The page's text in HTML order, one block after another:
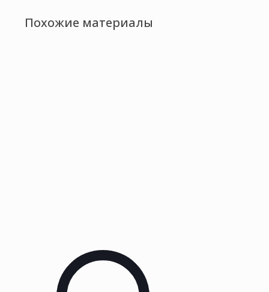
Похожие материалы